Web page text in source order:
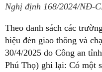
Nghị định 168/2024/NĐ-
Theo danh sách các
hiệu đèn giao thông và
30/4/2025 do Công an
Phú Thọ) ghi lại: Có một